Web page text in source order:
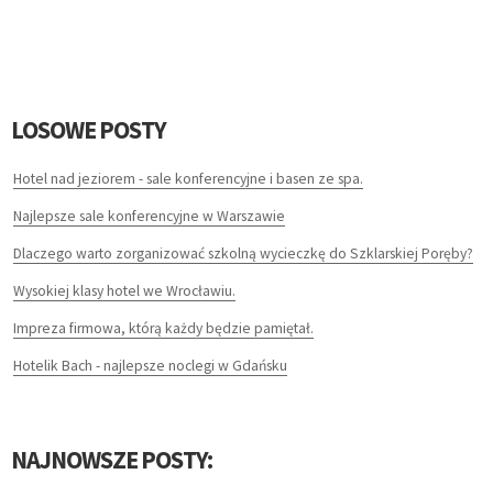
LECZENIE
KOSMETYKI
LECZENIE
LOSOWE POSTY
Hotel nad jeziorem - sale konferencyjne i basen ze spa.
Najlepsze sale konferencyjne w Warszawie
Dlaczego warto zorganizować szkolną wycieczkę do Szklarskiej Poręby?
Wysokiej klasy hotel we Wrocławiu.
Impreza firmowa, którą każdy będzie pamiętał.
Hotelik Bach - najlepsze noclegi w Gdańsku
NAJNOWSZE POSTY: